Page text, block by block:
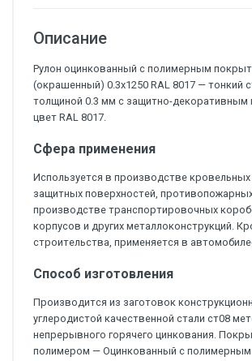
Описание
Рулон оцинкованный с полимерным
(окрашенный) 0.3x1250 RAL 8017 — тонкий
толщиной 0.3 мм с защитно-декоративным
цвет RAL 8017.
Сфера применения
Используется в производстве
защитных поверхностей,
производстве транспортировочных
корпусов и других металлоконструкций.
строительства, применяется в
Способ изготовления
Производится из заготовок
углеродистой качественной стали ст08
непрерывного горячего цинкования.
полимером — Оцинкованный с